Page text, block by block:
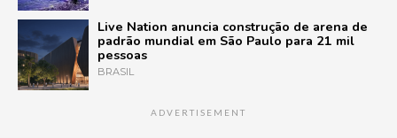
Live Nation anuncia construção de arena de
padrão mundial em São Paulo para 21 mil
pessoas
BRASIL
ADVERTISEMENT